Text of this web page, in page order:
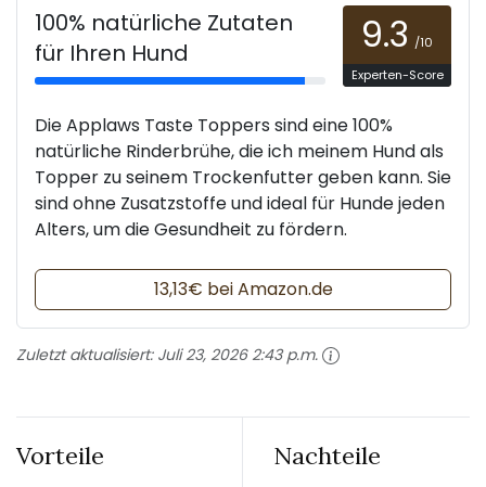
100% natürliche Zutaten
für Ihren Hund
9.3 /10
Experten-Score
Die Applaws Taste Toppers sind eine 100%
natürliche Rinderbrühe, die ich meinem Hund als
Topper zu seinem Trockenfutter geben kann. Sie
sind ohne Zusatzstoffe und ideal für Hunde jeden
Alters, um die Gesundheit zu fördern.
13,13€ bei Amazon.de
Zuletzt aktualisiert: Juli 23, 2026 2:43 p.m.
Vorteile Nachteile